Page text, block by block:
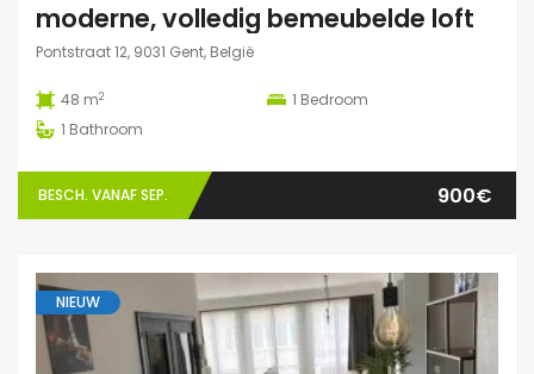
moderne, volledig bemeubelde loft
Pontstraat 12, 9031 Gent, België
48 m2 1 Bedroom
1 Bathroom
BESCH. VANAF SEP. 900€
NIEUW